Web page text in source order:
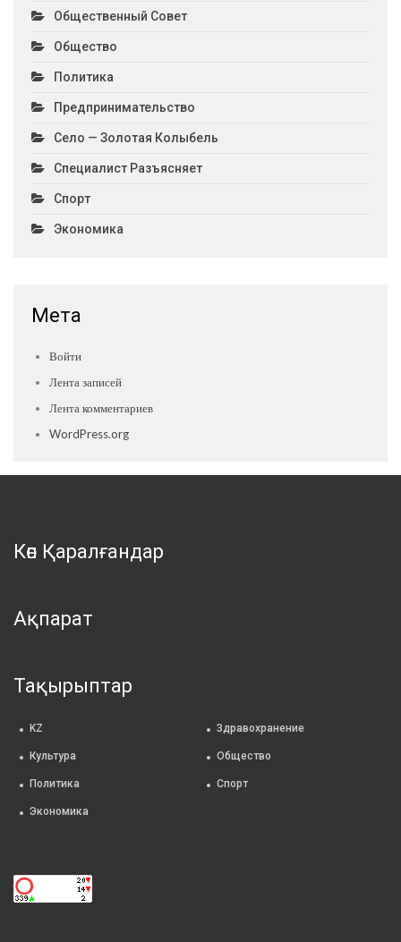
Общественный Совет
Общество
Политика
Предпринимательство
Село — Золотая Колыбель
Специалист Разъясняет
Спорт
Экономика
Мета
Войти
Лента записей
Лента комментариев
WordPress.org
Көп Қаралғандар
Ақпарат
Тақырыптар
KZ Здравохранение
Культура Общество
Политика Спорт
Экономика